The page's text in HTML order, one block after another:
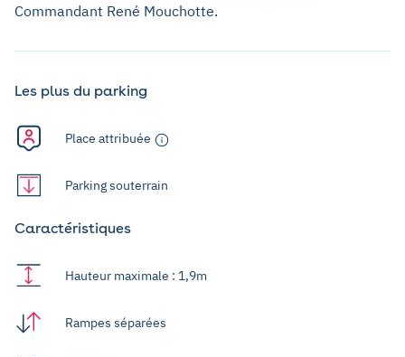
Commandant René Mouchotte.
Les plus du parking
Place attribuée
Parking souterrain
Caractéristiques
Hauteur maximale : 1,9m
Rampes séparées